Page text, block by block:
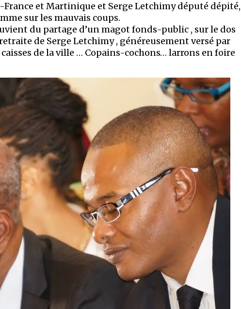
et Martinique et Serge Letchimy député dépité,
sur les mauvais coups.
du partage d’un magot fonds-public , sur le dos
de Serge Letchimy , généreusement versé par
de la ville … Copains-cochons… larrons en foire